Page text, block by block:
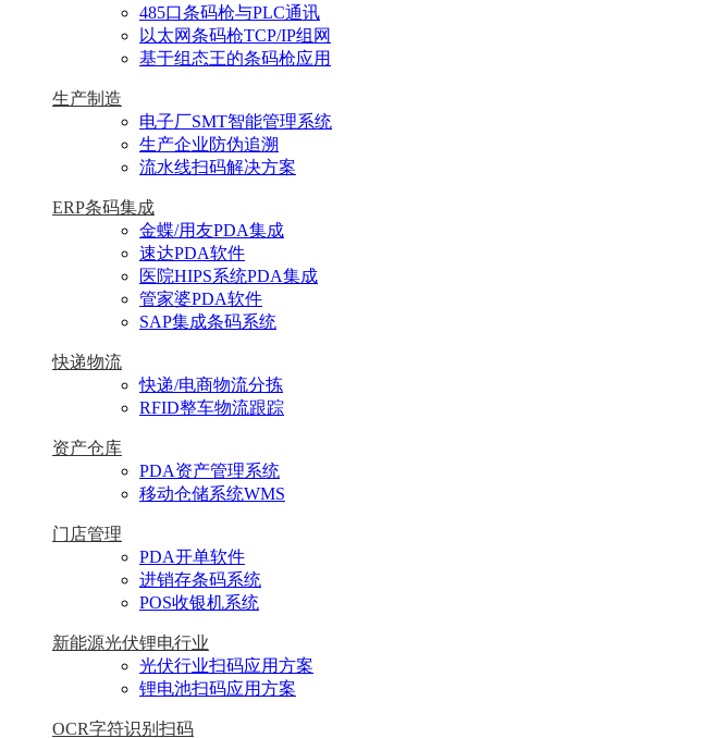
485口条码枪与PLC通讯
以太网条码枪TCP/IP组网
基于组态王的条码枪应用
生产制造
电子厂SMT智能管理系统
生产企业防伪追溯
流水线扫码解决方案
ERP条码集成
金蝶/用友PDA集成
速达PDA软件
医院HIPS系统PDA集成
管家婆PDA软件
SAP集成条码系统
快递物流
快递/电商物流分拣
RFID整车物流跟踪
资产仓库
PDA资产管理系统
移动仓储系统WMS
门店管理
PDA开单软件
进销存条码系统
POS收银机系统
新能源光伏锂电行业
光伏行业扫码应用方案
锂电池扫码应用方案
OCR字符识别扫码